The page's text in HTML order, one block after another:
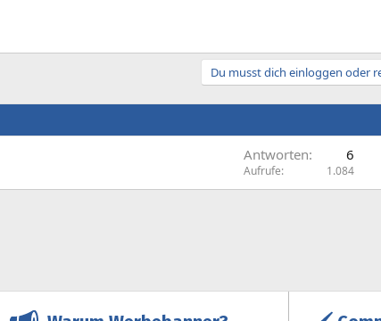
Du musst dich einloggen oder
Antworten 6
Aufrufe 1.084